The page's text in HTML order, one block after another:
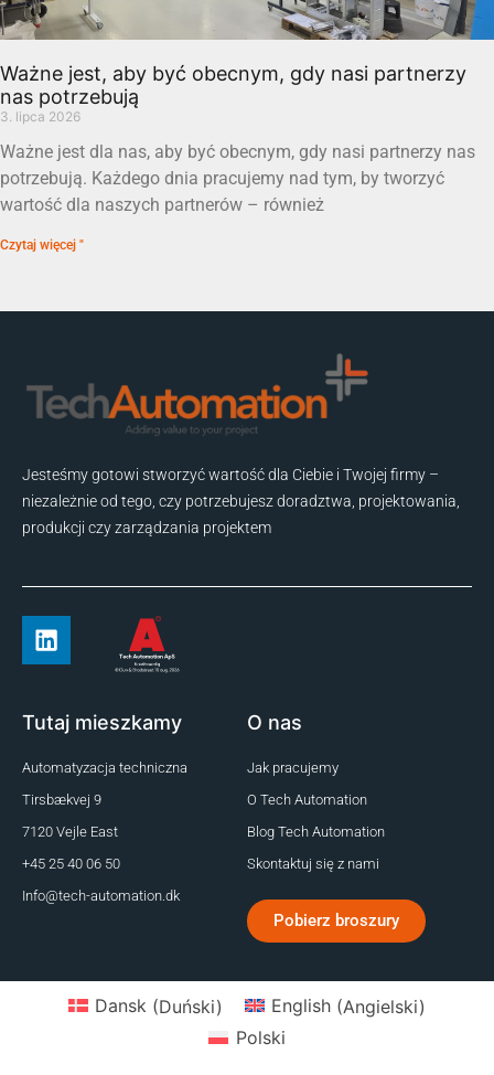
Ważne jest, aby być obecnym, gdy nasi partnerzy
nas potrzebują
3. lipca 2026
Ważne jest dla nas, aby być obecnym, gdy nasi partnerzy nas
potrzebują. Każdego dnia pracujemy nad tym, by tworzyć
wartość dla naszych partnerów – również
Czytaj więcej "
Jesteśmy gotowi stworzyć wartość dla Ciebie i Twojej firmy –
niezależnie od tego, czy potrzebujesz doradztwa, projektowania,
produkcji czy zarządzania projektem
Tutaj mieszkamy
Automatyzacja techniczna
Tirsbækvej 9
7120 Vejle East
+45 25 40 06 50
Info@tech-automation.dk
O nas
Jak pracujemy
O Tech Automation
Blog Tech Automation
Skontaktuj się z nami
Pobierz broszury
Dansk (Duński) English (Angielski)
Polski